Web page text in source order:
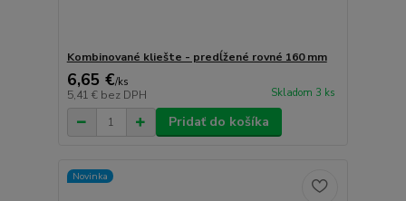
Kombinované kliešte - predĺžené rovné 160 mm
6,65 €/ks
5,41 € bez DPH Skladom 3 ks
Pridať do košíka
Novinka